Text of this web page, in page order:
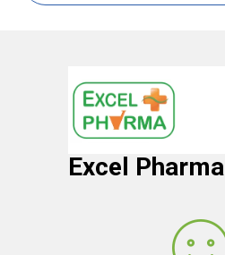
Excel Pharma